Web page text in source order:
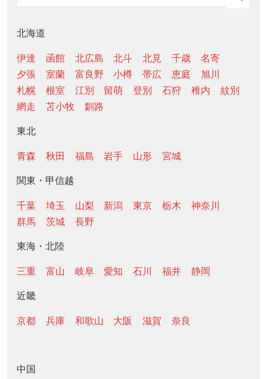
北海道
伊達 函館 北広島 北斗 北見 千歳
名寄
夕張
室蘭 富良野 小樽 帯広 恵庭
旭川
札幌
根室 江別 留萌 登別 石狩 稚内
紋別
網走
苫小牧 釧路
東北
青森 秋田 福島 岩手 山形 宮城
関東・甲信越
千葉 埼玉 山梨 新潟 東京 栃木
神奈川
群馬
茨城 長野
東海・北陸
三重 富山 岐阜 愛知 石川 福井 静岡
近畿
京都 兵庫 和歌山 大阪 滋賀 奈良
中国